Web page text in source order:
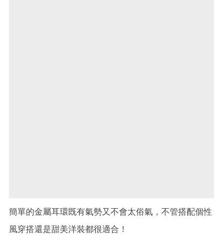
簡單的金屬耳環既有氣勢又不會太俗氣，不管搭配個性
風穿搭還是甜美洋裝都很適合！